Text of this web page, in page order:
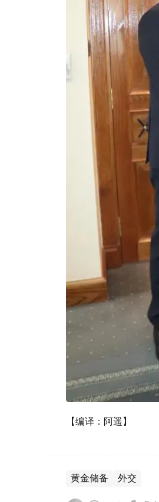
【编译：阿遥】
黄金储备 外交